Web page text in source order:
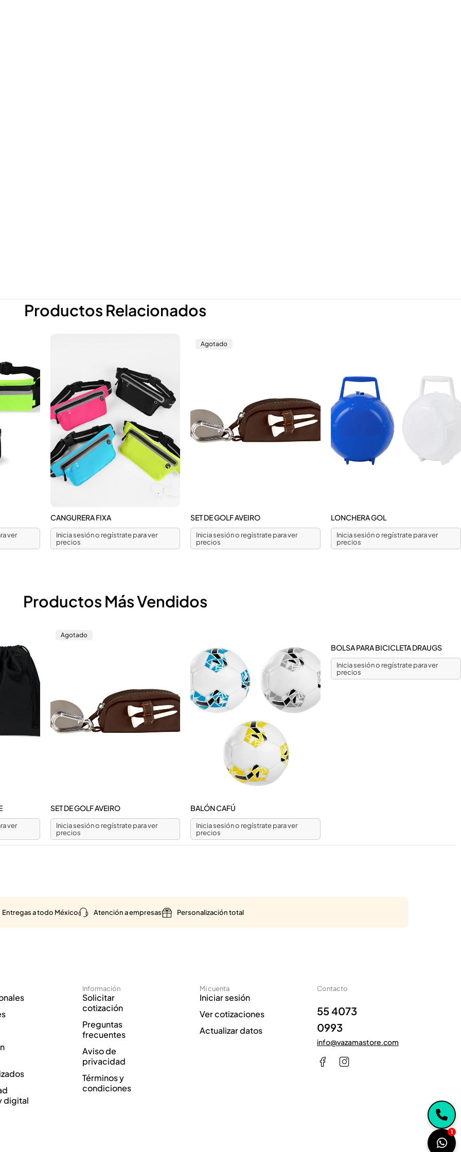
Productos Relacionados
ver
CANGURERA FIXA
Inicia sesión o regístrate para ver
precios
Agotado
SET DE GOLF AVEIRO
Inicia sesión o regístrate para ver
precios
LONCHERA GOL
Inicia sesión o regístrate para ver
precios
Productos Más Vendidos
ver
Agotado
SET DE GOLF AVEIRO
Inicia sesión o regístrate para ver
precios
BALÓN CAFÚ
Inicia sesión o regístrate para ver
precios
BOLSA PARA BICICLETA DRAUGS
Inicia sesión o regístrate para ver
precios
Entregas a todo México Atención a empresas Personalización total
digital
Información
Solicitar
cotización
Preguntas
frecuentes
Aviso de
privacidad
Términos y
condiciones
Mi cuenta
Iniciar sesión
Ver cotizaciones
Actualizar datos
Contacto
55 4073
0993
info@vazamastore.com
1